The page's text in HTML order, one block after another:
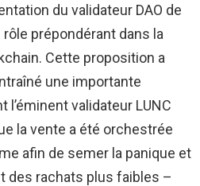
du validateur DAO de
rôle prépondérant dans la
Cette proposition a
une importante
l’éminent validateur LUNC
la vente a été orchestrée
afin de semer la panique et
des rachats plus faibles –